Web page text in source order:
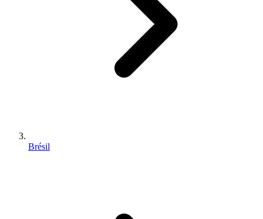
Brésil